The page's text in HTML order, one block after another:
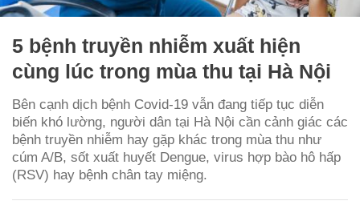
5 bệnh truyền nhiễm xuất hiện
cùng lúc trong mùa thu tại Hà Nội
Bên cạnh dịch bệnh Covid-19 vẫn đang tiếp tục diễn
biến khó lường, người dân tại Hà Nội cần cảnh giác các
bệnh truyền nhiễm hay gặp khác trong mùa thu như
cúm A/B, sốt xuất huyết Dengue, virus hợp bào hô hấp
(RSV) hay bệnh chân tay miệng.